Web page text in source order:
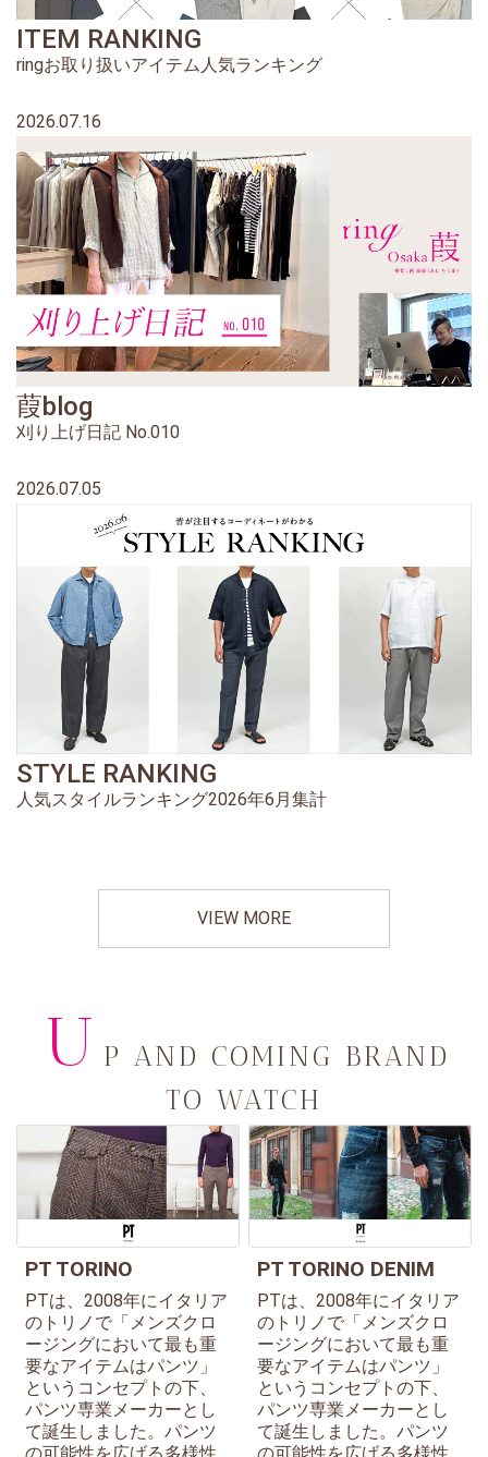
ITEM RANKING
ringお取り扱いアイテム人気ランキング
2026.07.16
葭blog
刈り上げ日記 No.010
2026.07.05
STYLE RANKING
人気スタイルランキング2026年6月集計
VIEW MORE
U P AND COMING BRAND
TO WATCH
PT TORINO
PTは、2008年にイタリア
のトリノで「メンズクロ
ージングにおいて最も重
要なアイテムはパンツ」
というコンセプトの下、
パンツ専業メーカーとし
て誕生しました。パンツ
PT TORINO DENIM
PTは、2008年にイタリア
のトリノで「メンズクロ
ージングにおいて最も重
要なアイテムはパンツ」
というコンセプトの下、
パンツ専業メーカーとし
て誕生しました。パンツ